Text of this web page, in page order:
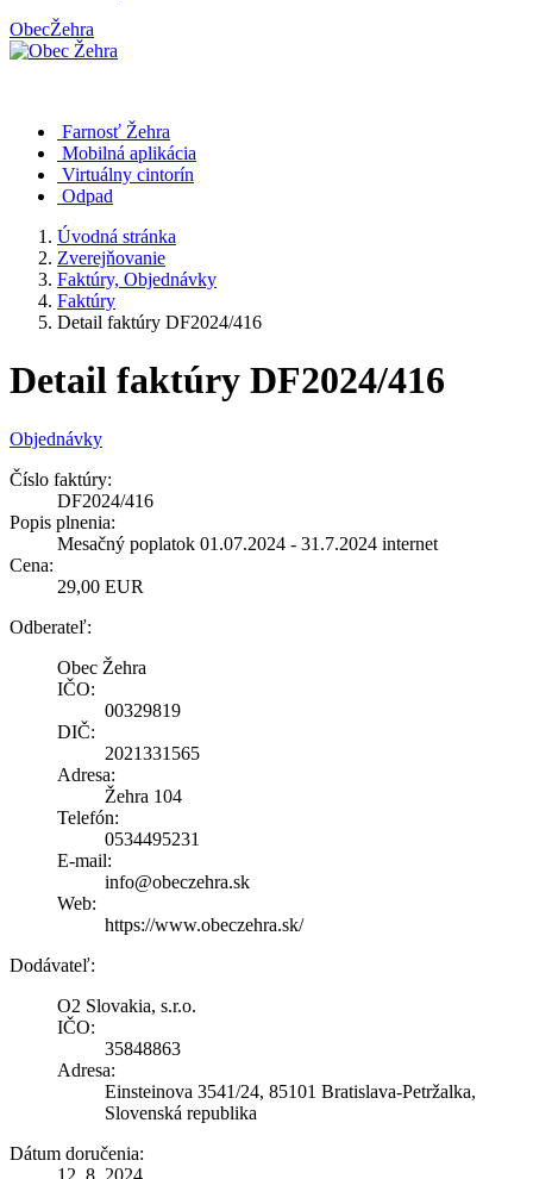
ObecŽehra
Farnosť Žehra
Mobilná aplikácia
Virtuálny cintorín
Odpad
Úvodná stránka
Zverejňovanie
Faktúry, Objednávky
Faktúry
Detail faktúry DF2024/416
Detail faktúry DF2024/416
Objednávky
Číslo faktúry:
DF2024/416
Popis plnenia:
Mesačný poplatok 01.07.2024 - 31.7.2024 internet
Cena:
29,00 EUR
Odberateľ:
Obec Žehra
IČO:
00329819
DIČ:
2021331565
Adresa:
Žehra 104
Telefón:
0534495231
E-mail:
info@obeczehra.sk
Web:
https://www.obeczehra.sk/
Dodávateľ:
O2 Slovakia, s.r.o.
IČO:
35848863
Adresa:
Einsteinova 3541/24, 85101 Bratislava-Petržalka,
Slovenská republika
Dátum doručenia:
12. 8. 2024